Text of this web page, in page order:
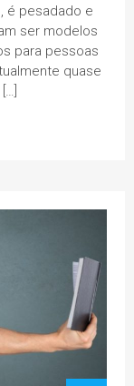
é pesadado e
ser modelos
para pessoas
quase